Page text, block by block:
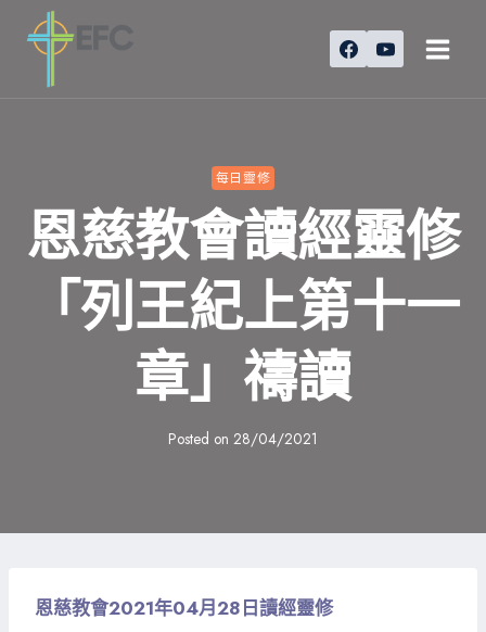
每日靈修
恩慈教會讀經靈修
「列王紀上第十一
章」禱讀
Posted on 28/04/2021
恩慈教會2021年04月28日讀經靈修